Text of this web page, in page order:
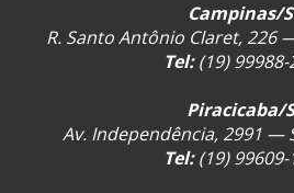
Campinas/
R. Santo Antônio Claret, 226
Tel:(19) 99988-
Piracicaba/
Av. Independência, 2991 —
Tel:(19) 99609-